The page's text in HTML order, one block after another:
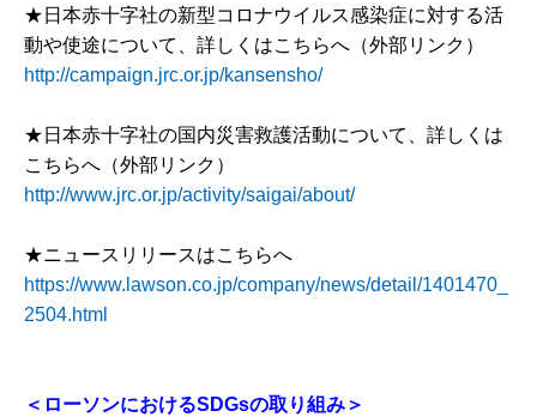
★日本赤十字社の新型コロナウイルス感染症に対する活
動や使途について、詳しくはこちらへ（外部リンク）
http://campaign.jrc.or.jp/kansensho/
★日本赤十字社の国内災害救護活動について、詳しくは
こちらへ（外部リンク）
http://www.jrc.or.jp/activity/saigai/about/
★ニュースリリースはこちらへ
https://www.lawson.co.jp/company/news/detail/1401470_
2504.html
＜ローソンにおけるSDGsの取り組み＞